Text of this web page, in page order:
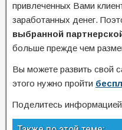
привлеченных Вами
заработанных денег.
выбранной
больше прежде чем
Вы можете развить свой
этого нужно пройти
Поделитесь